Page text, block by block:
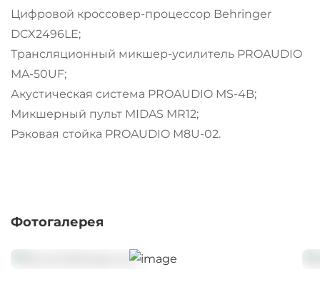
Цифровой кроссовер-процессор Behringer
DCX2496LE;
Трансляционный микшер-усилитель PROAUDIO
MA-50UF;
Акустическая система PROAUDIO MS-4B;
Микшерный пульт MIDAS MR12;
Рэковая стойка PROAUDIO M8U-02.
Фотогалерея